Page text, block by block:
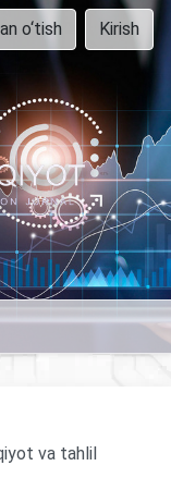
o‘tish Kirish
va tahlil